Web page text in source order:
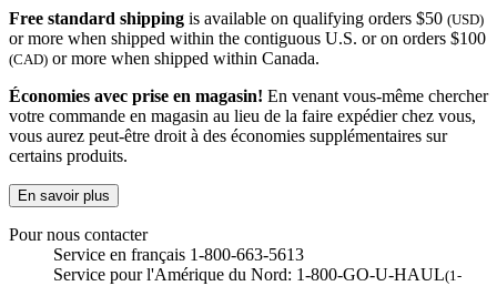
Free standard shipping is available on qualifying orders $50 (USD)
or more when shipped within the contiguous U.S. or on orders $100
(CAD) or more when shipped within Canada.
Économies avec prise en magasin! En venant vous-même chercher
votre commande en magasin au lieu de la faire expédier chez vous,
vous aurez peut-être droit à des économies supplémentaires sur
certains produits.
En savoir plus
Pour nous contacter
Service en français 1-800-663-5613
Service pour l'Amérique du Nord: 1-800-GO-U-HAUL(1-